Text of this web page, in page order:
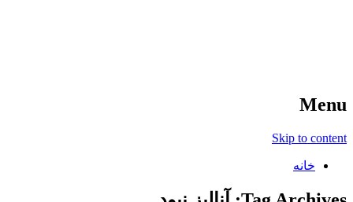
Menu
Skip to content
خانه